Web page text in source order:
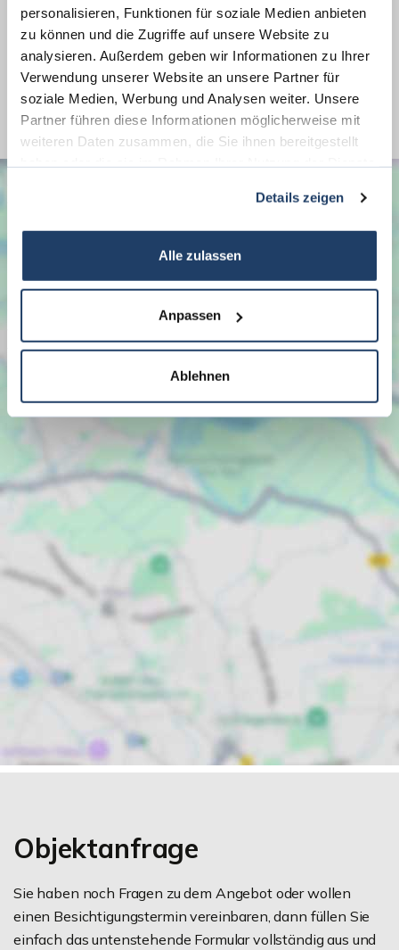
personalisieren, Funktionen für soziale Medien anbieten
zu können und die Zugriffe auf unsere Website zu
analysieren. Außerdem geben wir Informationen zu Ihrer
Verwendung unserer Website an unsere Partner für
soziale Medien, Werbung und Analysen weiter. Unsere
Partner führen diese Informationen möglicherweise mit
weiteren Daten zusammen, die Sie ihnen bereitgestellt
Details zeigen
Alle zulassen
Anpassen
Ablehnen
Energieausweis Werteklasse
A_PLUS
Energieausweis Baujahr
2019
Energieausweis Gebäudeart
Wohngebäude
Befeuerung
Elektro
Objektanfrage
Sie haben noch Fragen zu dem Angebot oder wollen
einen Besichtigungstermin vereinbaren, dann füllen Sie
einfach das untenstehende Formular vollständig aus und